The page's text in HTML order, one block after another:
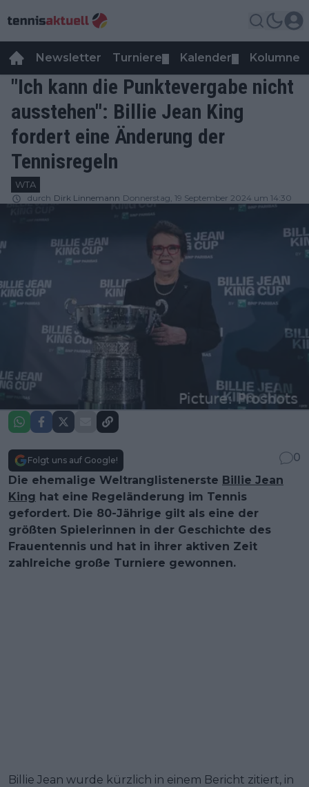
Newsletter Turniere Kalender Kolumnen
"Ich kann die Punktevergabe nicht
ausstehen": Billie Jean King
fordert eine Änderung der
Tennisregeln
WTA
durch Dirk Linnemann Donnerstag, 19 September 2024 um 14:30
Folgt uns auf Google!
0
Die ehemalige Weltranglistenerste Billie Jean
King hat eine Regeländerung im Tennis
gefordert. Die 80-Jährige gilt als eine der
größten Spielerinnen in der Geschichte des
Frauentennis und hat in ihrer aktiven Zeit
zahlreiche große Turniere gewonnen.
Billie Jean wurde kürzlich in einem Bericht zitiert, in